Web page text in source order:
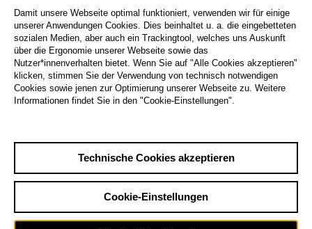
Damit unsere Webseite optimal funktioniert, verwenden wir für einige
unserer Anwendungen Cookies. Dies beinhaltet u. a. die eingebetteten
sozialen Medien, aber auch ein Trackingtool, welches uns Auskunft
über die Ergonomie unserer Webseite sowie das
Nutzer*innenverhalten bietet. Wenn Sie auf "Alle Cookies akzeptieren"
klicken, stimmen Sie der Verwendung von technisch notwendigen
Cookies sowie jenen zur Optimierung unserer Webseite zu. Weitere
Informationen findet Sie in den "Cookie-Einstellungen".
Technische Cookies akzeptieren
Cookie-Einstellungen